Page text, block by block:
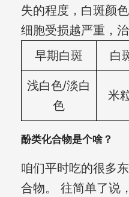
失的程度，白斑颜
细胞受损越严重，
早期白斑
白
浅白色/淡白
色
米
酚类化合物是个啥？
咱们平时吃的很多
合物。 往简单了说